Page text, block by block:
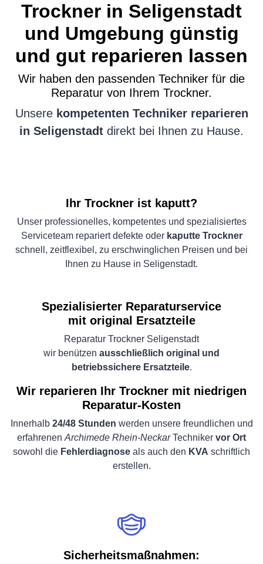
Trockner in Seligenstadt
und Umgebung günstig
und gut reparieren lassen
Wir haben den passenden Techniker für die
Reparatur von Ihrem Trockner.
Unsere kompetenten Techniker reparieren
in Seligenstadt direkt bei Ihnen zu Hause.
Ihr Trockner ist kaputt?
Unser professionelles, kompetentes und spezialisiertes
Serviceteam repariert defekte oder kaputte Trockner
schnell, zeitflexibel, zu erschwinglichen Preisen und bei
Ihnen zu Hause in Seligenstadt.
Spezialisierter Reparaturservice
mit original Ersatzteile
Reparatur Trockner Seligenstadt
wir benützen ausschließlich original und
betriebssichere Ersatzteile.
Wir reparieren Ihr Trockner mit niedrigen
Reparatur-Kosten
Innerhalb 24/48 Stunden werden unsere freundlichen und
erfahrenen Archimede Rhein-NeckarTechniker vor Ort
sowohl die Fehlerdiagnose als auch den KVA schriftlich
erstellen.
Sicherheitsmaßnahmen: